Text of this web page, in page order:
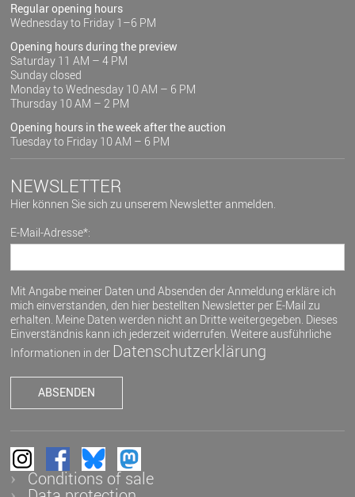
Regular opening hours
Wednesday to Friday 1–6 PM
Opening hours during the preview
Saturday 11 AM – 4 PM
Sunday closed
Monday to Wednesday 10 AM – 6 PM
Thursday 10 AM – 2 PM
Opening hours in the week after the auction
Tuesday to Friday 10 AM – 6 PM
NEWSLETTER
Hier können Sie sich zu unserem Newsletter anmelden.
E-Mail-Adresse*:
Mit Angabe meiner Daten und Absenden der Anmeldung erkläre ich
mich einverstanden, den hier bestellten Newsletter per E-Mail zu
erhalten. Meine Daten werden nicht an Dritte weitergegeben. Dieses
Einverständnis kann ich jederzeit widerrufen. Weitere ausführliche
Informationen in der Datenschutzerklärung
Conditions of sale